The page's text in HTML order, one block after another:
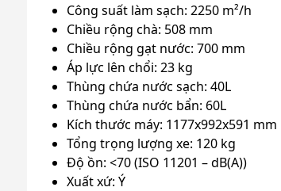
Công suất làm sạch: 2250 m²/h
Chiều rộng chà: 508 mm
Chiều rộng gạt nước: 700 mm
Áp lực lên chổi: 23 kg
Thùng chứa nước sạch: 40L
Thùng chứa nước bẩn: 60L
Kích thước máy: 1177x992x591 mm
Tổng trọng lượng xe: 120 kg
Độ ồn: <70 (ISO 11201 – dB(A))
Xuất xứ: Ý